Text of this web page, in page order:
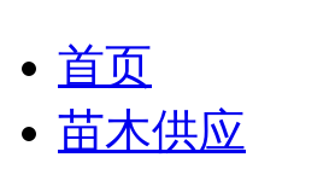
首页
苗木供应